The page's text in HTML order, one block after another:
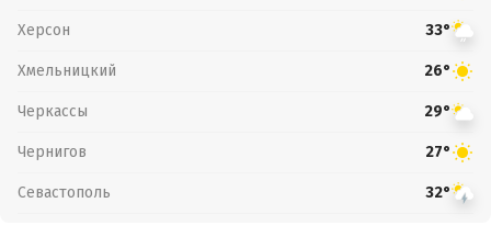
Херсон 33°
Хмельницкий 26°
Черкассы 29°
Чернигов 27°
Севастополь 32°